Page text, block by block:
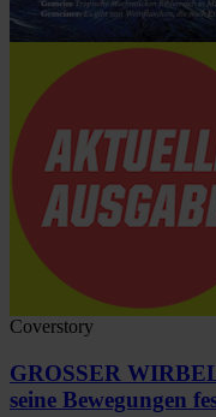
Coverstory
GROSSER
seine Bewegungen